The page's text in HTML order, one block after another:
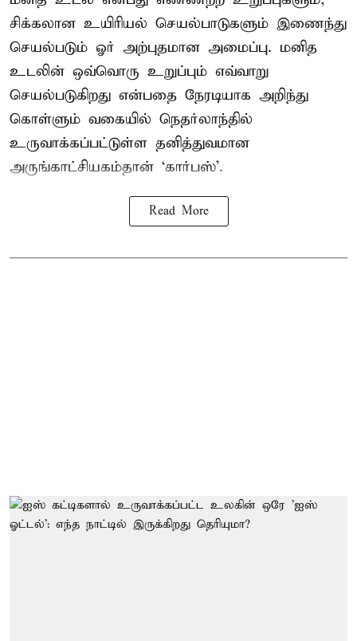
சிக்கலான உயிரியல் செயல்பாடுகளும் இணைந்து
செயல்படும் ஓர் அற்புதமான அமைப்பு. மனித
உடலின் ஒவ்வொரு உறுப்பும் எவ்வாறு
செயல்படுகிறது என்பதை நேரடியாக அறிந்து
கொள்ளும் வகையில் நெதர்லாந்தில்
உருவாக்கப்பட்டுள்ள தனித்துவமான
அருங்காட்சியகம்தான் ‘கார்பஸ்’.
Read More